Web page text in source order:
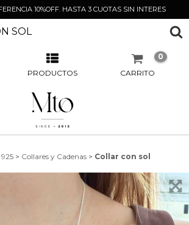
10%OFF. HASTA 3 CUOTAS SIN INTERES
SOL
PRODUCTOS CARRITO
0
> Collares y Cadenas > Collar con sol